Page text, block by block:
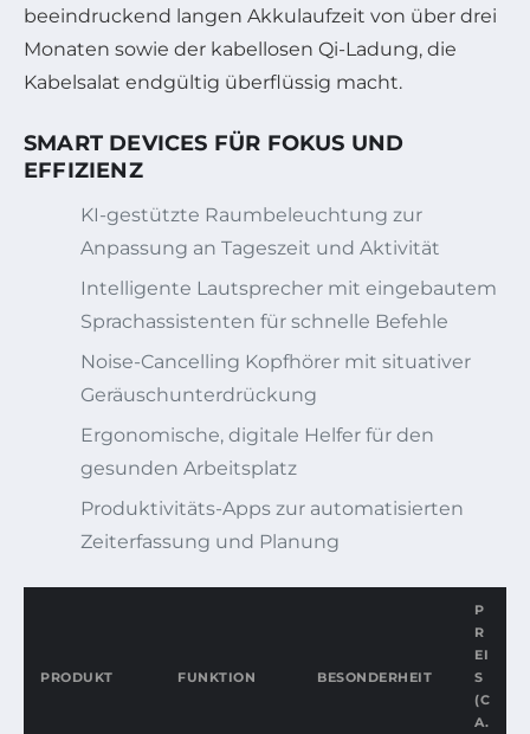
beeindruckend langen Akkulaufzeit von über drei
Monaten sowie der kabellosen Qi-Ladung, die
Kabelsalat endgültig überflüssig macht.
SMART DEVICES FÜR FOKUS UND
EFFIZIENZ
KI-gestützte Raumbeleuchtung zur
Anpassung an Tageszeit und Aktivität
Intelligente Lautsprecher mit eingebautem
Sprachassistenten für schnelle Befehle
Noise-Cancelling Kopfhörer mit situativer
Geräuschunterdrückung
Ergonomische, digitale Helfer für den
gesunden Arbeitsplatz
Produktivitäts-Apps zur automatisierten
Zeiterfassung und Planung
PRODUKT FUNKTION BESONDERHEIT
P
R
EI
S
(C
A.